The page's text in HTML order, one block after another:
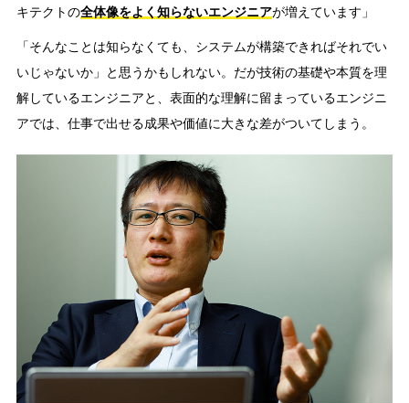
キテクトの全体像をよく知らないエンジニアが増えています」
「そんなことは知らなくても、システムが構築できればそれでい
いじゃないか」と思うかもしれない。だが技術の基礎や本質を理
解しているエンジニアと、表面的な理解に留まっているエンジニ
アでは、仕事で出せる成果や価値に大きな差がついてしまう。